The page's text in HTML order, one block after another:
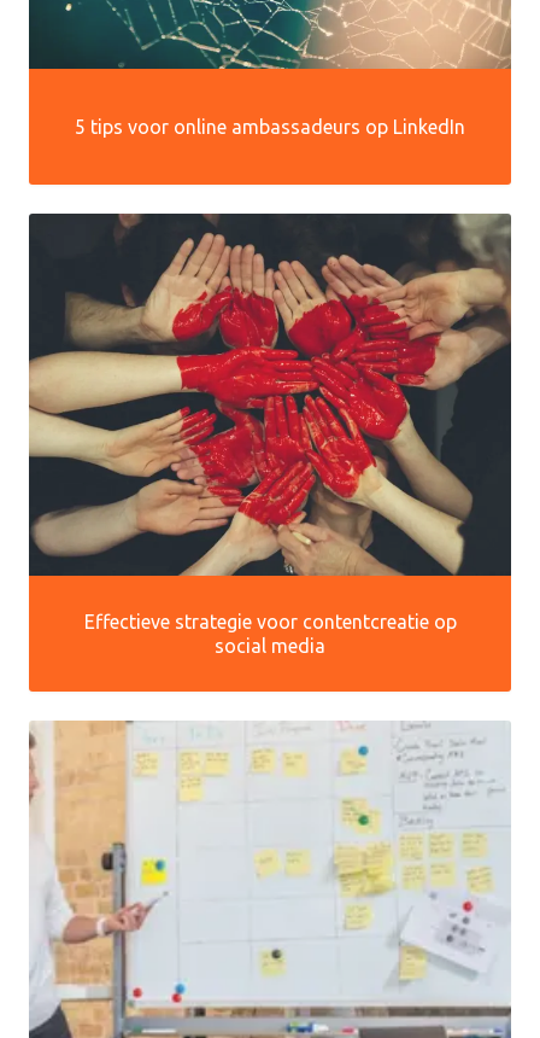
5 tips voor online ambassadeurs op LinkedIn
Effectieve strategie voor contentcreatie op
social media